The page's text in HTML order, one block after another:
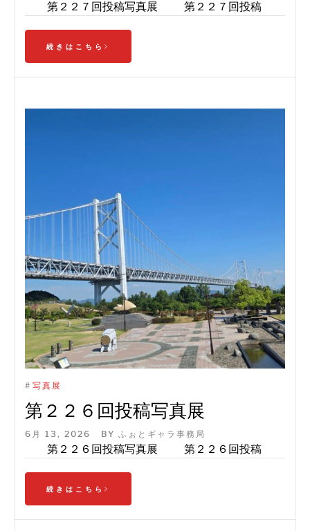
第２２７回投稿写真展 第２２７回投稿
続きはこちら
# 写真展
第２２６回投稿写真展
6月 13, 2026 BY ふぉとギャラ事務局
第２２６回投稿写真展 第２２６回投稿
続きはこちら